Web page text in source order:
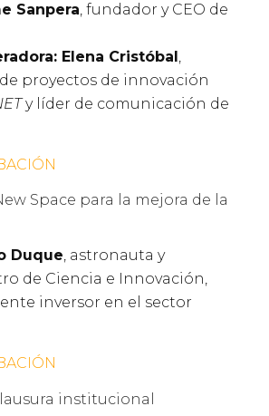
Sanpera, fundador y CEO de
Elena Cristóbal,
proyectos de innovación
y líder de comunicación de
Space para la mejora de la
Duque, astronauta y
de Ciencia e Innovación,
inversor en el sector
institucional